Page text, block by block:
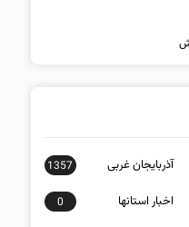
آذربایجان غربی 1357
اخبار استانها 0